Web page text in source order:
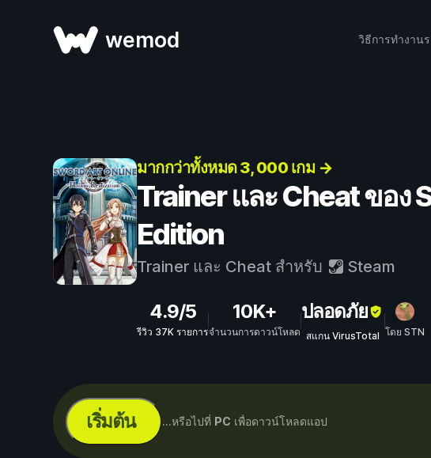
wemod วิธีการทำงาน
มากกว่าทั้งหมด 3, 000 เกม →
Trainer และ Cheat ของ
Edition
Trainer และ Cheat สำหรับ Steam
4.9/5
รีวิว 37K รายการ
10K+
จำนวนการดาวน์โหลด
ปลอดภัย
สแกน VirusTotal โดย STN
เริ่มต้น ...หรือไปที่ PC เพื่อดาวน์โหลดแอป